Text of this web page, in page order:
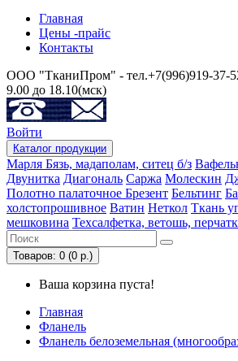
Главная
Цены -прайс
Контакты
ООО "ТканиПром" - тел.+7(996)919-37-
9.00 до 18.10(мск)
Войти
Каталог продукции
Марля Бязь, мадаполам, ситец б/з
Двунитка Диагональ Саржа Молескин
Полотно палаточное Брезент Бельтинг
холстопрошивное Ватин Неткол Ткань
мешковина Техсалфетка, ветошь,
Товаров: 0 (0 р.)
Ваша корзина пуста!
Главная
Фланель
Фланель белоземельная